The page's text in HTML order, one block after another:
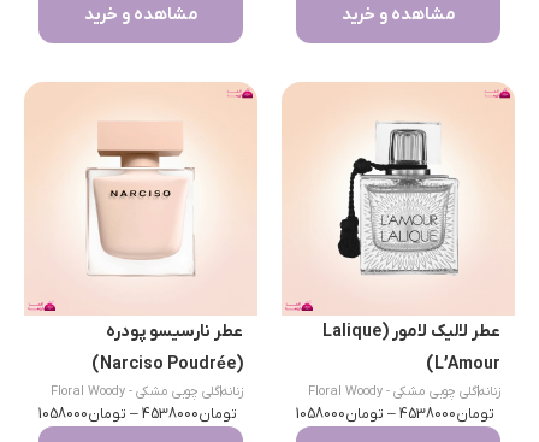
مشاهده و خرید مشاهده و خرید
عطر لالیک لامور (Lalique
L’Amour)
زنانه|
گلی چوبی مشکی - Floral Woody
Musk
تومان4538000
– تومان1058000
عطر نارسیسو پودره
(Narciso Poudrée)
زنانه|
گلی چوبی مشکی - Floral Woody
Musk
تومان4538000
– تومان1058000